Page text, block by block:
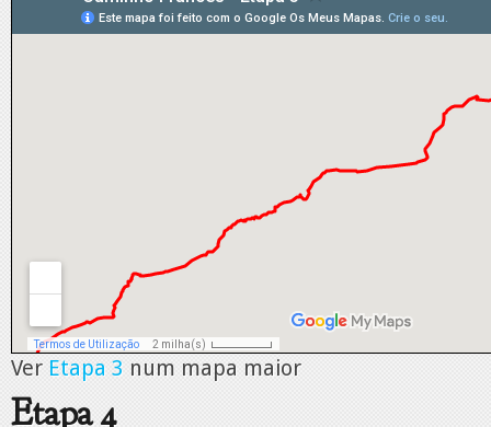
Ver Etapa 3 num mapa maior
Etapa 4